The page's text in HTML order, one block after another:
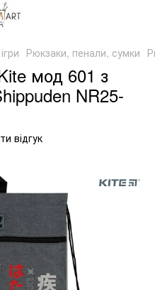
Рюкзаки, пенали, сумки
мод 601 з
NR25-
відгук